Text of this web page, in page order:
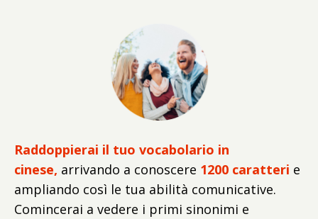
Raddoppierai il tuo vocabolario in
cinese, arrivando a conoscere 1200 caratteri e
ampliando così le tua abilità comunicative.
Comincerai a vedere i primi sinonimi e